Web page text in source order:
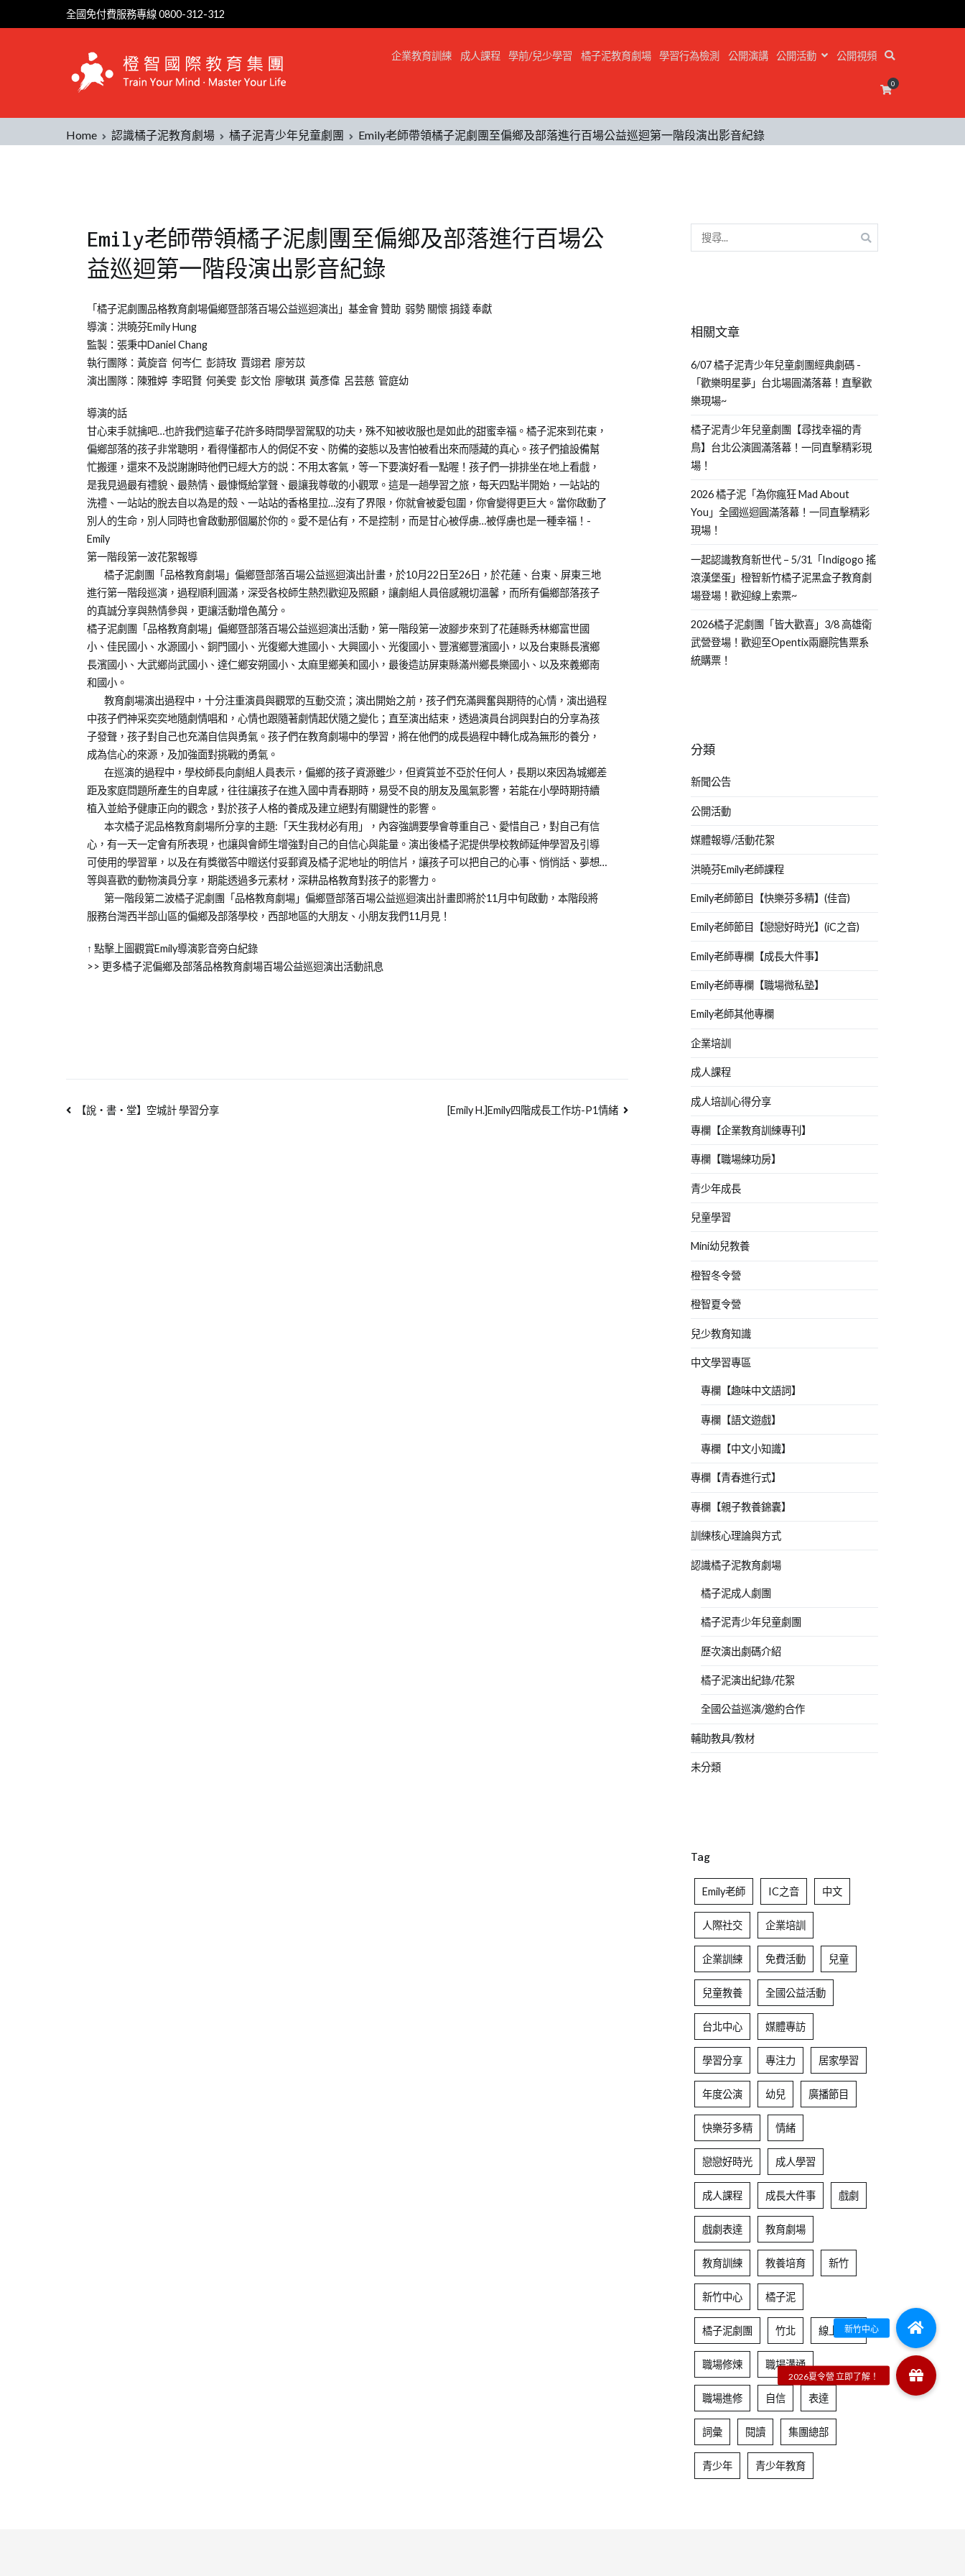
全國免付費服務專線 0800-312-312
企業教育訓練 成人課程 學前/兒少學習 橘子泥教育劇場 學習行為檢測 公開演講 公開活動 公開視頻
0
Home 認識橘子泥教育劇場 橘子泥青少年兒童劇團 Emily老師帶領橘子泥劇團至偏鄉及部落進行百場公益巡迴第一階段演出影音紀錄
Emily老師帶領橘子泥劇團至偏鄉及部落進行百場公
益巡迴第一階段演出影音紀錄
Posted
on
2012-
10-
30
Posted
in
橘
子
泥
少
年
兒
童
劇
團
「橘子泥劇團品格教育劇場偏鄉暨部落百場公益巡迴演出」基金會 贊助 弱勢 關懷 捐錢 奉獻
導演：洪曉芬Emily Hung
監製：張秉中Daniel Chang
執行團隊：黃旋音 何岑仁 彭詩玫 賈翊君 廖芳苡
演出團隊：陳雅婷 李昭賢 何美雯 彭文怡 廖敏琪 黃彥偉 呂芸慈 管庭幼
導演的話
甘心束手就擒吧…也許我們這輩子花許多時間學習駕馭的功夫，殊不知被收服也是如此的甜蜜幸福。橘子泥來到花東，
偏鄉部落的孩子非常聰明，看得懂都市人的侷促不安、防備的姿態以及害怕被看出來而隱藏的真心。孩子們搶設備幫
忙搬運，還來不及説謝謝時他們已經大方的説：不用太客氣，等一下要演好看一點喔！孩子們一排排坐在地上看戲，
是我見過最有禮貌、最熱情、最慷慨給掌聲、最讓我尊敬的小觀眾。這是一趟學習之旅，每天四點半開始，一站站的
洗禮、一站站的脫去自以為是的殼、一站站的香格里拉…沒有了界限，你就會被愛包圍，你會變得更巨大。當你啟動了
別人的生命，別人同時也會啟動那個屬於你的。愛不是佔有，不是控制，而是甘心被俘虜…被俘虜也是一種幸福！-
Emily
第一階段第一波花絮報導
橘子泥劇團「品格教育劇場」偏鄉暨部落百場公益巡迴演出計畫，於10月22日至26日，於花蓮、台東、屏東三地
進行第一階段巡演，過程順利圓滿，深受各校師生熱烈歡迎及照顧，讓劇組人員倍感親切溫馨，而所有偏鄉部落孩子
的真誠分享與熱情參與，更讓活動增色萬分。
橘子泥劇團「品格教育劇場」偏鄉暨部落百場公益巡迴演出活動，第一階段第一波腳步來到了花蓮縣秀林鄉富世國
小、佳民國小、水源國小、銅門國小、光復鄉大進國小、大興國小、光復國小、豐濱鄉豐濱國小，以及台東縣長濱鄉
長濱國小、大武鄉尚武國小、達仁鄉安朔國小、太麻里鄉美和國小，最後造訪屏東縣滿州鄉長樂國小、以及來義鄉南
和國小。
教育劇場演出過程中，十分注重演員與觀眾的互動交流；演出開始之前，孩子們充滿興奮與期待的心情，演出過程
中孩子們神采奕奕地隨劇情唱和，心情也跟隨著劇情起伏隨之變化；直至演出結束，透過演員台詞與對白的分享為孩
子發聲，孩子對自己也充滿自信與勇氣。孩子們在教育劇場中的學習，將在他們的成長過程中轉化成為無形的養分，
成為信心的來源，及加強面對挑戰的勇氣。
在巡演的過程中，學校師長向劇組人員表示，偏鄉的孩子資源雖少，但資質並不亞於任何人，長期以來因為城鄉差
距及家庭問題所產生的自卑感，往往讓孩子在進入國中青春期時，易受不良的朋友及風氣影響，若能在小學時期持續
植入並給予健康正向的觀念，對於孩子人格的養成及建立絕對有關鍵性的影響。
本次橘子泥品格教育劇場所分享的主題:「天生我材必有用」，內容強調要學會尊重自己、愛惜自己，對自己有信
心，有一天一定會有所表現，也讓與會師生增強對自己的自信心與能量。演出後橘子泥提供學校教師延伸學習及引導
可使用的學習單，以及在有獎徵答中贈送付妥郵資及橘子泥地址的明信片，讓孩子可以把自己的心事、悄悄話、夢想…
等與喜歡的動物演員分享，期能透過多元素材，深耕品格教育對孩子的影響力。
第一階段第二波橘子泥劇團「品格教育劇場」偏鄉暨部落百場公益巡迴演出計畫即將於11月中旬啟動，本階段將
服務台灣西半部山區的偏鄉及部落學校，西部地區的大朋友、小朋友我們11月見！
↑ 點擊上圖觀賞Emily導演影音旁白紀錄
>> 更多橘子泥偏鄉及部落品格教育劇場百場公益巡迴演出活動訊息
【說‧書‧堂】空城計 學習分享 [Emily H.]Emily四階成長工作坊-P1情緒
相關文章
6/07 橘子泥青少年兒童劇團經典劇碼 -
「歡樂明星夢」台北場圓滿落幕！直擊歡
樂現場~
橘子泥青少年兒童劇團【尋找幸福的青
鳥】台北公演圓滿落幕！一同直擊精彩現
場！
2026 橘子泥「為你瘋狂 Mad About
You」全國巡迴圓滿落幕！一同直擊精彩
現場！
一起認識教育新世代 – 5/31「Indigogo 搖
滾漢堡蛋」橙智新竹橘子泥黑盒子教育劇
場登場！歡迎線上索票~
2026橘子泥劇團「皆大歡喜」3/8 高雄衛
武營登場！歡迎至Opentix兩廳院售票系
統購票！
分類
新聞公告
公開活動
媒體報導/活動花絮
洪曉芬Emily老師課程
Emily老師節目【快樂芬多精】(佳音)
Emily老師節目【戀戀好時光】(iC之音)
Emily老師專欄【成長大件事】
Emily老師專欄【職場微私塾】
Emily老師其他專欄
企業培訓
成人課程
成人培訓心得分享
專欄【企業教育訓練專刊】
專欄【職場練功房】
青少年成長
兒童學習
Mini幼兒教養
橙智冬令營
橙智夏令營
兒少教育知識
中文學習專區
專欄【趣味中文語詞】
專欄【語文遊戲】
專欄【中文小知識】
專欄【青春進行式】
專欄【親子教養錦囊】
訓練核心理論與方式
認識橘子泥教育劇場
橘子泥成人劇團
橘子泥青少年兒童劇團
歷次演出劇碼介紹
橘子泥演出紀錄/花絮
全國公益巡演/邀約合作
輔助教具/教材
未分類
Tag
Emily老師 IC之音 中文
人際社交 企業培訓
企業訓練 免費活動 兒童
兒童教養 全國公益活動
台北中心 媒體專訪
學習分享 專注力 居家學習
年度公演 幼兒 廣播節目
快樂芬多精 情緒
戀戀好時光 成人學習
成人課程 成長大件事 戲劇
戲劇表達 教育劇場
教育訓練 教養培育 新竹
新竹中心 橘子泥
橘子泥劇團 竹北 線上課程
職場修煉 職場溝通
職場進修 自信 表達
詞彙 閱讀 集團總部
青少年 青少年教育